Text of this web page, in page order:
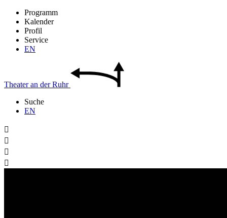
Programm
Kalender
Profil
Service
EN
Theateran derRuhr
Suche
EN



